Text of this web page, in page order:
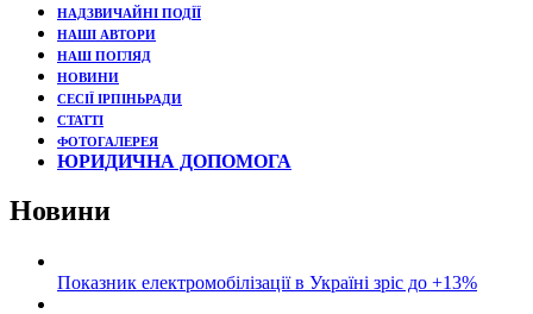
НАДЗВИЧАЙНІ ПОДЇЇ
НАШІ АВТОРИ
НАШ ПОГЛЯД
НОВИНИ
СЕСІЇ ІРПІНЬРАДИ
СТАТТІ
ФОТОГАЛЕРЕЯ
ЮРИДИЧНА ДОПОМОГА
Новини
Показник електромобілізації в Україні зріс до +13%